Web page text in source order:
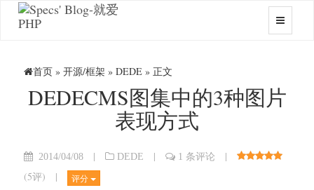
首页 » 开源/框架 » DEDE » 正文
DEDECMS图集中的3种图片
表现方式
2014/04/08 | DEDE | 1 条评论
|
(5评) | 评分